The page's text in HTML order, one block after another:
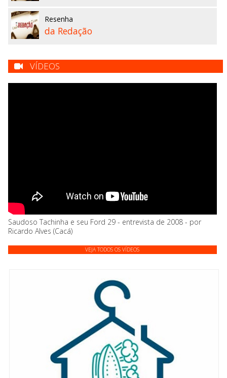
Resenha
da Redação
VÍDEOS
Saudoso Tachinha e seu Ford 29 - entrevista de 2008 - por
Ricardo Alves (Cacá)
VEJA TODOS OS VÍDEOS